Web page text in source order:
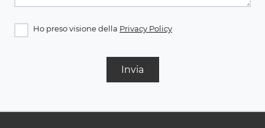
Ho preso visione della Privacy Policy
Invia